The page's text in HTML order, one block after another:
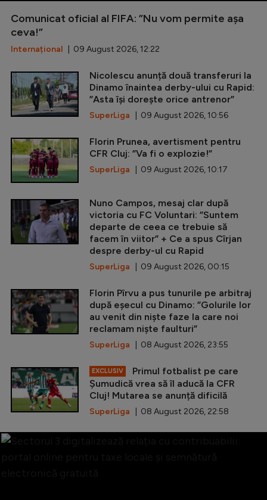
Comunicat oficial al FIFA: ”Nu vom permite așa
ceva!”
Internațional | 09 August 2026, 12:22
Nicolescu anunță două transferuri la
Dinamo înaintea derby-ului cu Rapid:
”Asta își dorește orice antrenor”
SuperLiga | 09 August 2026, 10:56
Florin Prunea, avertisment pentru
CFR Cluj: ”Va fi o explozie!”
SuperLiga | 09 August 2026, 10:17
Nuno Campos, mesaj clar după
victoria cu FC Voluntari: ”Suntem
departe de ceea ce trebuie să
facem în viitor” + Ce a spus Cîrjan
despre derby-ul cu Rapid
SuperLiga | 09 August 2026, 00:15
Florin Pîrvu a pus tunurile pe arbitraj
după eșecul cu Dinamo: ”Golurile lor
au venit din niște faze la care noi
reclamam niște faulturi”
SuperLiga | 08 August 2026, 23:55
EXCLUSIV
Primul fotbalist pe care
Șumudică vrea să îl aducă la CFR
Cluj! Mutarea se anunță dificilă
SuperLiga | 08 August 2026, 22:58